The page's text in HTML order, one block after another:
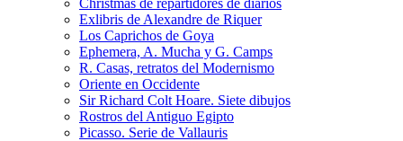
Christmas de repartidores de diarios
Exlibris de Alexandre de Riquer
Los Caprichos de Goya
Ephemera, A. Mucha y G. Camps
R. Casas, retratos del Modernismo
Oriente en Occidente
Sir Richard Colt Hoare. Siete dibujos
Rostros del Antiguo Egipto
Picasso. Serie de Vallauris